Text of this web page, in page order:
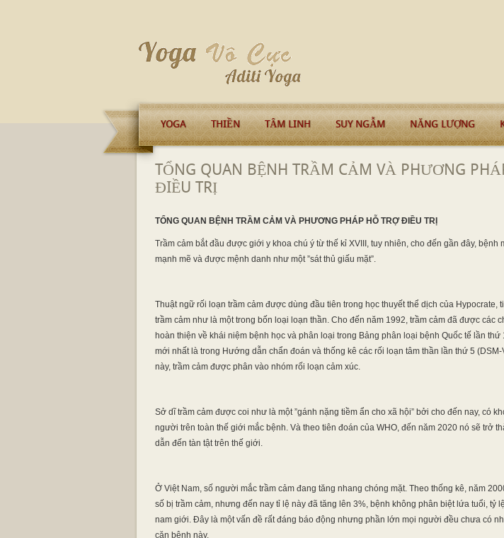
YOGA THIỀN TÂM LINH SUY NGẪM NĂNG LƯỢNG
TỔNG QUAN BỆNH TRẦM CẢM VÀ PHƯƠNG
ĐIỀU TRỊ
TỔNG QUAN BỆNH TRẦM CẢM VÀ PHƯƠNG PHÁP HỖ TRỢ ĐIỀU TRỊ
Trầm cảm bắt đầu được giới y khoa chú ý từ thế kỉ XVIII, tuy nhiên, cho đến gần đây, bệnh
mạnh mẽ và được mệnh danh như một ”sát thủ giấu mặt”.
Thuật ngữ rối loạn trầm cảm được dùng đầu tiên trong học thuyết thể dịch của Hypocrate,
trầm cảm như là một trong bốn loại loạn thần. Cho đến năm 1992, trầm cảm đã được các
hoàn thiện về khái niệm bệnh học và phân loại trong Bảng phân loại bệnh Quốc tế lần thứ
mới nhất là trong Hướng dẫn chẩn đoán và thống kê các rối loạn tâm thần lần thứ 5
này, trầm cảm được phân vào nhóm rối loạn cảm xúc.
Sở dĩ trầm cảm được coi như là một ”gánh nặng tiềm ẩn cho xã hội” bởi cho đến nay, có
người trên toàn thế giới mắc bệnh. Và theo tiên đoán của WHO, đến năm 2020 nó sẽ trở
dẫn đến tàn tật trên thế giới.
Ở Việt Nam, số người mắc trầm cảm đang tăng nhang chóng mặt. Theo thống kê, năm
số bị trầm cảm, nhưng đến nay tỉ lệ này đã tăng lên 3%, bệnh không phân biệt lứa tuổi, tỷ
nam giới. Đây là một vấn đề rất đáng báo động nhưng phần lớn mọi người đều chưa có
căn bệnh này.